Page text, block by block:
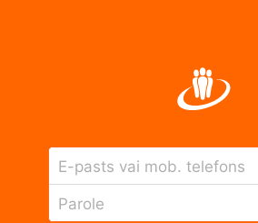
E-pasts vai mob. telefons
Parole